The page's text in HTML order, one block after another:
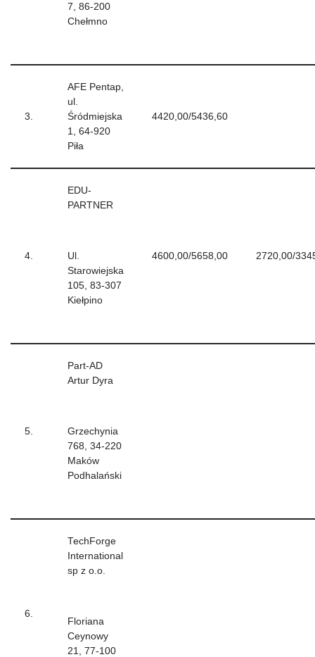
7, 86-200
Chełmno
3.
AFE Pentap,
ul.
Śródmiejska
1, 64-920
Piła
4420,00/5436,60
4.
EDU-
PARTNER
Ul.
Starowiejska
105, 83-307
Kiełpino
4600,00/5658,00 2720,00/
5.
Part-AD
Artur Dyra
Grzechynia
768, 34-220
Maków
Podhalański
6.
TechForge
International
sp z o.o.
Floriana
Ceynowy
21, 77-100